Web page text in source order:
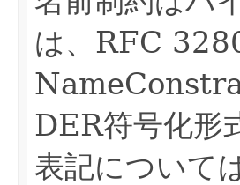
は、RFC
DER符号化形
表記については